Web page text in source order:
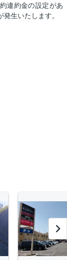
違約金の設定があ
生いたします。